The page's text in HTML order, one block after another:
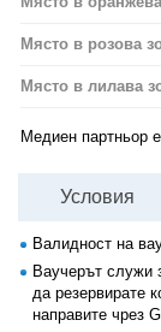
Място в розова
Място в лилава
Медиен партньор
Условия
Валидност на
Ваучерът служи
да резервирате
направите чрез